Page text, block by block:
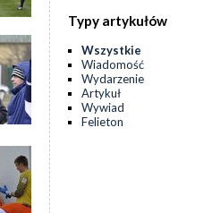
Typy artykułów
Wszystkie
Wiadomość
Wydarzenie
Artykuł
Wywiad
Felieton